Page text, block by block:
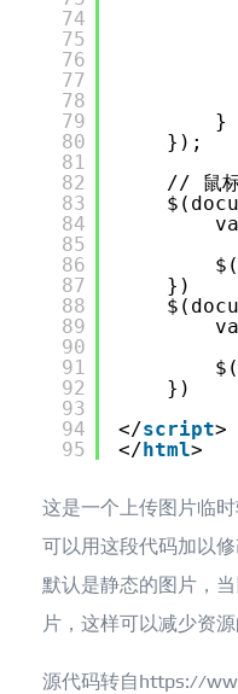
74
75
76
77
78
79
80
81
82
83
84
85
86
87
88
89
90
91
92
93
94
95
}
});
// 鼠标
})
})
</script>
</html>
这是一个上传图片临
可以用这段代码加以
默认是静态的图片，
片，这样可以减少资
源代码转自https://